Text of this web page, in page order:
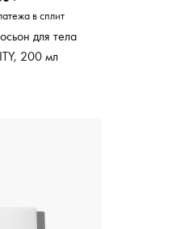
в сплит
для тела
200 мл